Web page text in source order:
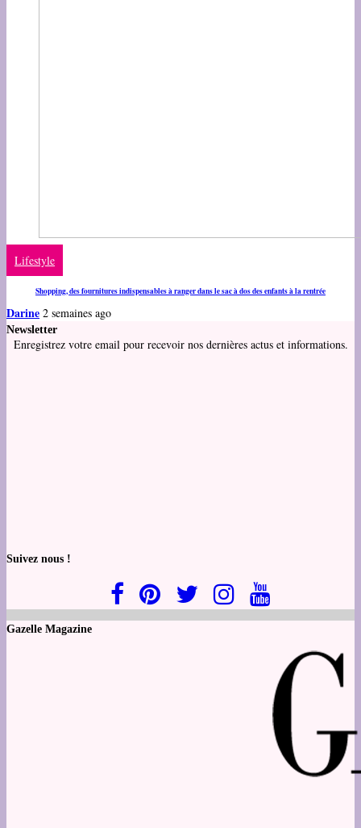
Lifestyle
Shopping, des fournitures indispensables à ranger dans le sac à dos des enfants à la rentrée
Darine 2 semaines ago
Newsletter
Enregistrez votre email pour recevoir nos dernières actus et informations.
Suivez nous !
Gazelle Magazine